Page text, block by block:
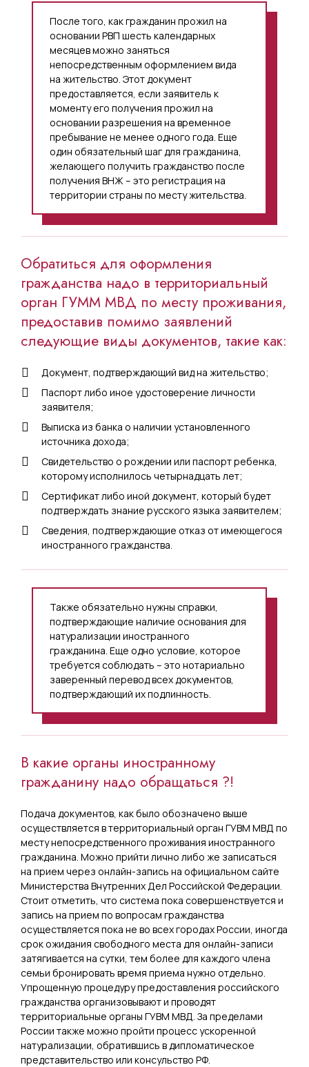
После того, как гражданин прожил на
основании РВП шесть календарных
месяцев можно заняться
непосредственным оформлением вида
на жительство. Этот документ
предоставляется, если заявитель к
моменту его получения прожил на
основании разрешения на временное
пребывание не менее одного года. Еще
один обязательный шаг для гражданина,
желающего получить гражданство после
получения ВНЖ – это регистрация на
территории страны по месту жительства.
Обратиться для оформления
гражданства надо в территориальный
орган ГУММ МВД по месту проживания,
предоставив помимо заявлений
следующие виды документов, такие как:
Документ, подтверждающий вид на жительство;
Паспорт либо иное удостоверение личности
заявителя;
Выписка из банка о наличии установленного
источника дохода;
Свидетельство о рождении или паспорт ребенка,
которому исполнилось четырнадцать лет;
Сертификат либо иной документ, который будет
подтверждать знание русского языка заявителем;
Сведения, подтверждающие отказ от имеющегося
иностранного гражданства.
Также обязательно нужны справки,
подтверждающие наличие основания для
натурализации иностранного
гражданина. Еще одно условие, которое
требуется соблюдать – это нотариально
заверенный перевод всех документов,
подтверждающий их подлинность.
В какие органы иностранному
гражданину надо обращаться ?!
Подача документов, как было обозначено выше
осуществляется в территориальный орган ГУВМ МВД по
месту непосредственного проживания иностранного
гражданина. Можно прийти лично либо же записаться
на прием через онлайн-запись на официальном сайте
Министерства Внутренних Дел Российской Федерации.
Стоит отметить, что система пока совершенствуется и
запись на прием по вопросам гражданства
осуществляется пока не во всех городах России, иногда
срок ожидания свободного места для онлайн-записи
затягивается на сутки, тем более для каждого члена
семьи бронировать время приема нужно отдельно.
Упрощенную процедуру предоставления российского
гражданства организовывают и проводят
территориальные органы ГУВМ МВД. За пределами
России также можно пройти процесс ускоренной
натурализации, обратившись в дипломатическое
представительство или консульство РФ.